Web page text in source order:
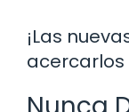
¡Las
acercarlos